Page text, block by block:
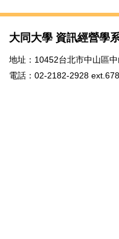
大同大學 資訊經營學
地址：10452台北市中山區
電話：02-2182-2928